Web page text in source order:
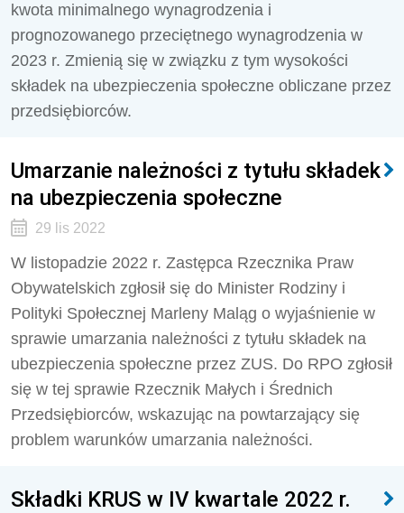
kwota minimalnego wynagrodzenia i
prognozowanego przeciętnego wynagrodzenia w
2023 r. Zmienią się w związku z tym wysokości
składek na ubezpieczenia społeczne obliczane przez
przedsiębiorców.
Umarzanie należności z tytułu składek
na ubezpieczenia społeczne
29 lis 2022
W listopadzie 2022 r. Zastępca Rzecznika Praw
Obywatelskich zgłosił się do Minister Rodziny i
Polityki Społecznej Marleny Maląg o wyjaśnienie w
sprawie umarzania należności z tytułu składek na
ubezpieczenia społeczne przez ZUS. Do RPO zgłosił
się w tej sprawie Rzecznik Małych i Średnich
Przedsiębiorców, wskazując na powtarzający się
problem warunków umarzania należności.
Składki KRUS w IV kwartale 2022 r.